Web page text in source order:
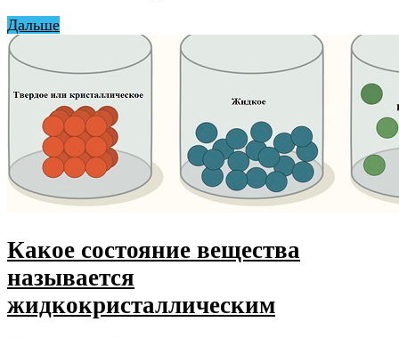
Дальше
Какое состояние вещества
называется
жидкокристаллическим